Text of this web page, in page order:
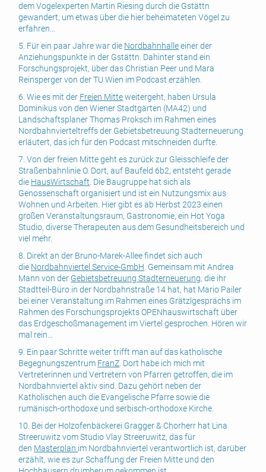
dem Vogelexperten Martin Riesing durch die Gstättn
gewandert, um etwas über die hier beheimateten Vögel zu
erfahren…
5. Für ein paar Jahre war die Nordbahnhalleeiner der
Anziehungspunkte in der Gstättn. Dahinter stand ein
Forschungsprojekt, über das Christian Peer und Mara
Reinsperger von der TU Wien im Podcast erzählen.
6. Wie es mit der Freien Mitteweitergeht, haben Ursula
Dominikus von den Wiener Stadtgärten (MA42) und
Landschaftsplaner Thomas Proksch im Rahmen eines
Nordbahnvierteltreffs der Gebietsbetreuung Stadterneuerung
erläutert, das ich für den Podcast mitschneiden durfte.
7. Von der freien Mitte geht es zurück zur Gleisschleife der
Straßenbahnlinie O. Dort, auf Baufeld 6b2, entsteht gerade
die HausWirtschaft . Die Baugruppe hat sich als
Genossenschaft organisiert und ist ein Nutzungsmix aus
Wohnen und Arbeiten. Hier gibt es ab Herbst 2023 einen
großen Veranstaltungsraum, Gastronomie, ein Hot Yoga
Studio, diverse Therapeuten aus dem Gesundheitsbereich und
viel mehr.
8. Direkt an der Bruno-Marek-Allee findet sich auch
die Nordbahnviertel Service-GmbH . Gemeinsam mit Andrea
Mann von der Gebietsbetreuung Stadterneuerung, die ihr
Stadtteil-Büro in der Nordbahnstraße 14 hat, hat Mario Pailer
bei einer Veranstaltung im Rahmen eines Grätzlgesprächs im
Rahmen des Forschungsprojekts OPENhauswirtschaft über
das Erdgeschoßmanagement im Viertel gesprochen. Hören wir
mal rein…
9. Ein paar Schritte weiter trifft man auf das katholische
Begegnungszentrum FranZ . Dort habe ich mich mit
Vertreterinnen und Vertretern von Pfarren getroffen, die im
Nordbahnviertel aktiv sind. Dazu gehört neben der
Katholischen auch die Evangelische Pfarre sowie die
rumänisch-orthodoxe und serbisch-orthodoxe Kirche.
10. Bei der Holzofenbäckerei Gragger & Chorherr hat Lina
Streeruwitz vom Studio Vlay Streeruwitz, das für
den Masterplan im Nordbahnviertel verantwortlich ist, darüber
erzählt, wie es zur Schaffung der Freien Mitte und den